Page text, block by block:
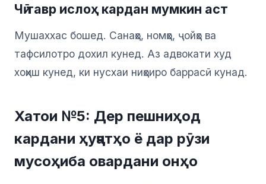
Чӣ тавр ислоҳ кардан мумкин аст
Мушаххас бошед. Санаҳо, номҳо, ҷойҳо ва
тафсилотро дохил кунед. Аз адвокати худ
хоҳиш кунед, ки нусхаи ниҳоиро баррасӣ кунад.
Хатои №5: Дер пешниҳод
кардани ҳуҷҷатҳо ё дар рӯзи
мусоҳиба овардани онҳо